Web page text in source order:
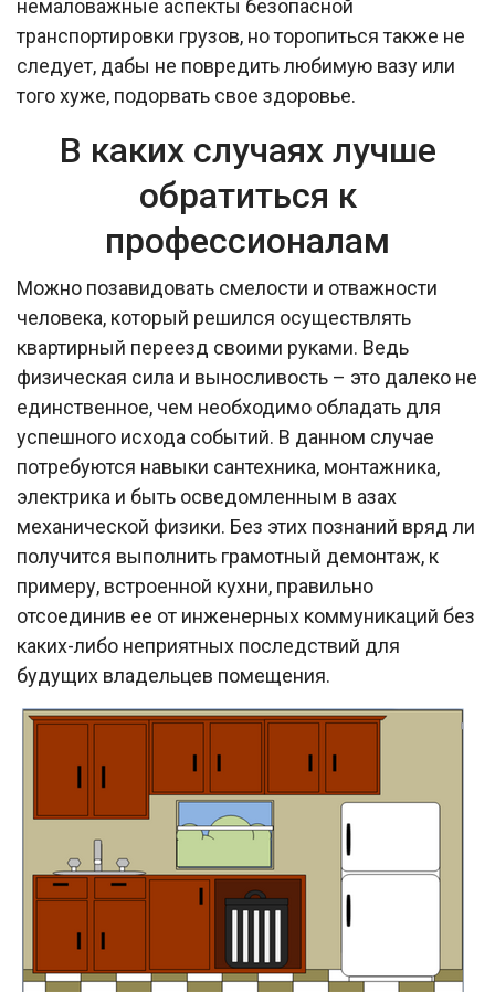
немаловажные аспекты безопасной
транспортировки грузов, но торопиться также не
следует, дабы не повредить любимую вазу или
того хуже, подорвать свое здоровье.
В каких случаях лучше
обратиться к
профессионалам
Можно позавидовать смелости и отважности
человека, который решился осуществлять
квартирный переезд своими руками. Ведь
физическая сила и выносливость – это далеко не
единственное, чем необходимо обладать для
успешного исхода событий. В данном случае
потребуются навыки сантехника, монтажника,
электрика и быть осведомленным в азах
механической физики. Без этих познаний вряд ли
получится выполнить грамотный демонтаж, к
примеру, встроенной кухни, правильно
отсоединив ее от инженерных коммуникаций без
каких-либо неприятных последствий для
будущих владельцев помещения.